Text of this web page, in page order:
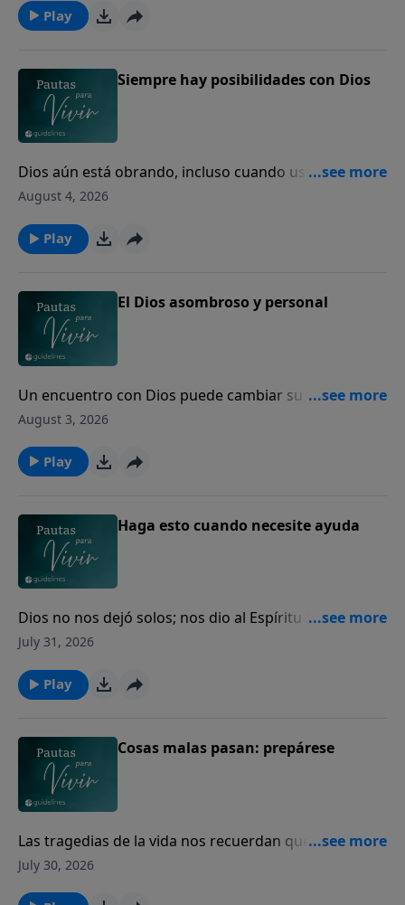
Play
Siempre hay posibilidades con Dios
Dios aún está obrando, incluso cuando usted no
puede ver el final.
August 4, 2026
Play
El Dios asombroso y personal
Un encuentro con Dios puede cambiar su vida para
siempre.
August 3, 2026
Play
Haga esto cuando necesite ayuda
Dios no nos dejó solos; nos dio al Espíritu Santo para
guiarnos, fortalecernos y acompañarnos cada día.
July 31, 2026
Play
Cosas malas pasan: prepárese
Las tragedias de la vida nos recuerdan que todos
necesitamos volver nuestro corazón a Dios.
July 30, 2026